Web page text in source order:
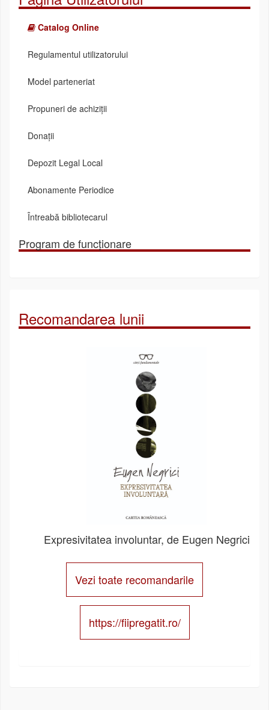
Catalog Online
Regulamentul utilizatorului
Model parteneriat
Propuneri de achiziții
Donații
Depozit Legal Local
Abonamente Periodice
Întreabă bibliotecarul
Program de funcționare
Recomandarea lunii
Expresivitatea involuntar, de Eugen Negrici
Vezi toate recomandarile
https://fiipregatit.ro/